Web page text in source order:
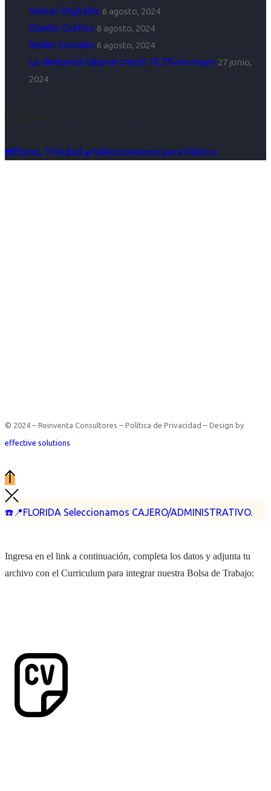
Ventas Digitales 6 agosto, 2024
Diseño Gráfico 6 agosto, 2024
Redes Sociales 6 agosto, 2024
La demanda laboral creció 10,3% en mayo 27 junio,
2024
☎️Flores, Trinidad ✔️Seleccionamos para Fábrica
☎️📍FLORIDA Seleccionamos CAJERO/ADMINISTRATIVO.
© 2024 – Reinventa Consultores – Política de Privacidad – Design by
effective solutions
Ingresa en el link a continuación, completa los datos y adjunta tu
archivo con el Curriculum para integrar nuestra Bolsa de Trabajo: